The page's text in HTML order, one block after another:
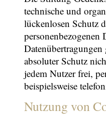
technische und
lückenlosen Schutz
personenbezogenen
absoluter Schutz
jedem Nutzer frei,
beispielsweise
Nutzung von